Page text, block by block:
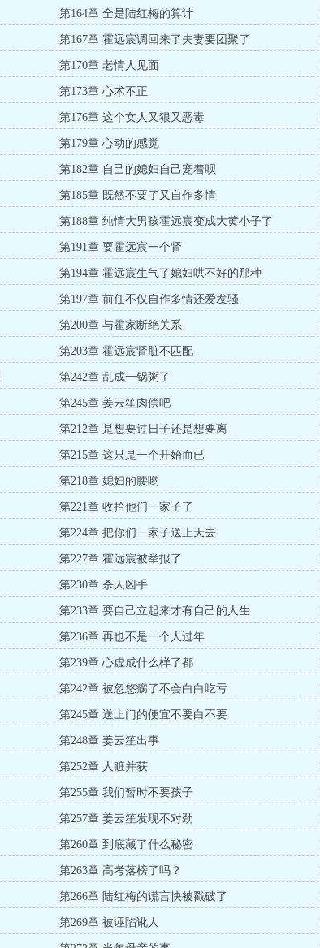
第164章 全是陆红梅的算计
第167章 霍远宸调回来了夫妻要团聚了
第170章 老情人见面
第173章 心术不正
第176章 这个女人又狠又恶毒
第179章 心动的感觉
第182章 自己的媳妇自己宠着呗
第185章 既然不要了又自作多情
第188章 纯情大男孩霍远宸变成大黄小子了
第191章 要霍远宸一个肾
第194章 霍远宸生气了媳妇哄不好的那种
第197章 前任不仅自作多情还爱发骚
第200章 与霍家断绝关系
第203章 霍远宸肾脏不匹配
第242章 乱成一锅粥了
第245章 姜云笙肉偿吧
第212章 是想要过日子还是想要离
第215章 这只是一个开始而已
第218章 媳妇的腰哟
第221章 收拾他们一家子了
第224章 把你们一家子送上天去
第227章 霍远宸被举报了
第230章 杀人凶手
第233章 要自己立起来才有自己的人生
第236章 再也不是一个人过年
第239章 心虚成什么样了都
第242章 被忽悠瘸了不会白白吃亏
第245章 送上门的便宜不要白不要
第248章 姜云笙出事
第252章 人赃并获
第255章 我们暂时不要孩子
第257章 姜云笙发现不对劲
第260章 到底藏了什么秘密
第263章 高考落榜了吗？
第266章 陆红梅的谎言快被戳破了
第269章 被诬陷讹人